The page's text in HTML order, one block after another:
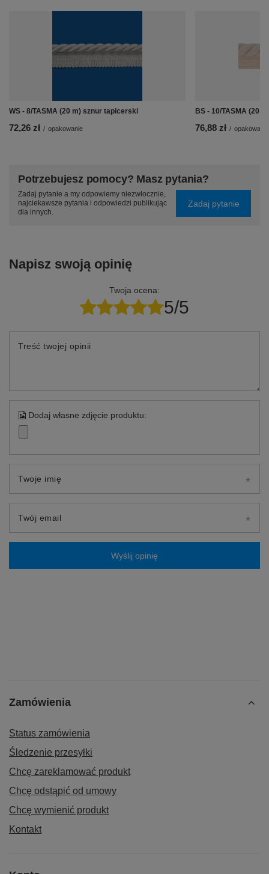
WS - 8/TASMA (20 m) sznur tapicerski
72,26 zł / opakowanie
BS - 10/TASMA (20
76,88 zł / opakowanie
Potrzebujesz pomocy? Masz pytania?
Zadaj pytanie a my odpowiemy niezwłocznie,
najciekawsze pytania i odpowiedzi publikując
dla innych.
Zadaj pytanie
Napisz swoją opinię
Twoja ocena:
5/5
Treść twojej opinii
Dodaj własne zdjęcie produktu:
Twoje imię
Twój email
Wyślij opinię
Zamówienia
Status zamówienia
Śledzenie przesyłki
Chcę zareklamować produkt
Chcę odstąpić od umowy
Chcę wymienić produkt
Kontakt